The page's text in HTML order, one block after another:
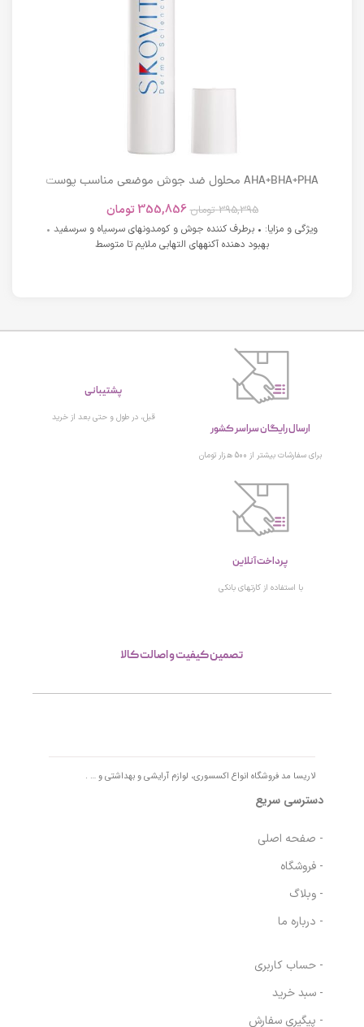
AHA+BHA+PHA محلول ضد جوش موضعی مناسب پوست
395,395 تومان 355,856 تومان
ویژگی و مزایا: • برطرف کننده جوش و کومدونهای سرسیاه و سرسفید •
بهبود دهنده آکنههای التهابی ملایم تا متوسط
ارسال رایگان سراسر کشور
برای سفارشات بیشتر از 500 هزار تومان
پشتیبانی
پرداخت آنلاین
با استفاده از کارتهای بانکی
تصمین کیفیت و اصالت کالا
دسترسی سریع
- صفحه اصلی